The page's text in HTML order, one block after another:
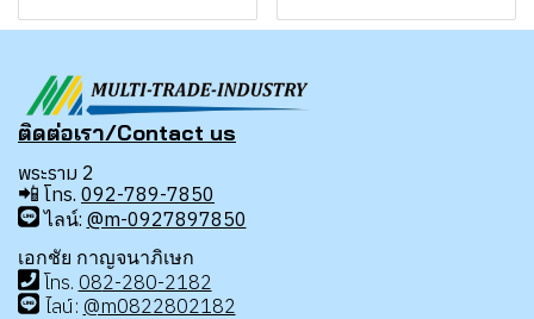
ติดต่อเรา/Contact us
พระราม 2
📲 โทร. 092-789-7850
ไลน์: @m-0927897850
เอกชัย กาญจนาภิเษก
โทร. 082-280-2182
ไลน์: @m0822802182